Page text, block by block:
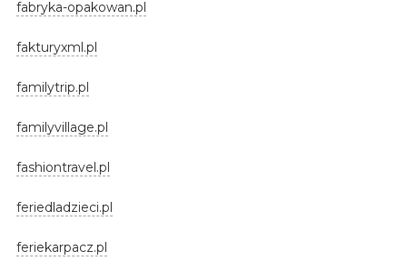
fabryka-opakowan.pl
fakturyxml.pl
familytrip.pl
familyvillage.pl
fashiontravel.pl
feriedladzieci.pl
feriekarpacz.pl